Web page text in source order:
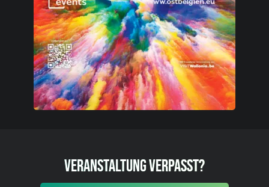
VERANSTALTUNG VERPASST?